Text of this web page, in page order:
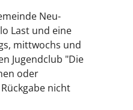
Neu-
Last und eine
mittwochs und
Jugendclub "Die
oder
nicht